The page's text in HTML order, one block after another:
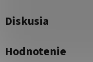
Diskusia
Hodnotenie